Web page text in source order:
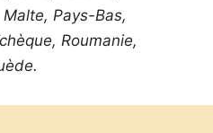
Pays-Bas,
Roumanie,